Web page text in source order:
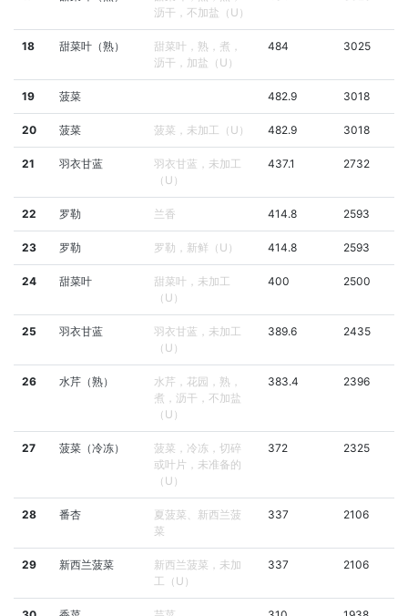
沥干，不加盐（U）
18 甜菜叶（熟）
甜菜叶，熟，煮，
沥干，加盐（U）
484 3025
19 菠菜 482.9 3018
20 菠菜 菠菜，未加工（U） 482.9 3018
21 羽衣甘蓝
羽衣甘蓝，未加工
（U）
437.1 2732
22 罗勒 兰香 414.8 2593
23 罗勒 罗勒，新鲜（U） 414.8 2593
24 甜菜叶
甜菜叶，未加工
（U）
400 2500
25 羽衣甘蓝
羽衣甘蓝，未加工
（U）
389.6 2435
26 水芹（熟）
水芹，花园，熟，
煮，沥干，不加盐
（U）
383.4 2396
27 菠菜（冷冻）
菠菜，冷冻，切碎
或叶片，未准备的
（U）
372 2325
28 番杏
夏菠菜、新西兰菠
菜
337 2106
29 新西兰菠菜
新西兰菠菜，未加
工（U）
337 2106